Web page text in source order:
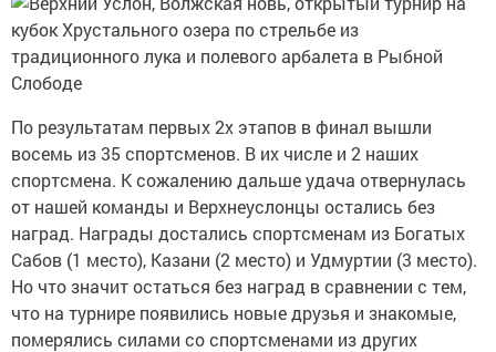
По результатам первых 2х этапов в финал вышли
восемь из 35 спортсменов. В их числе и 2 наших
спортсмена. К сожалению дальше удача отвернулась
от нашей команды и Верхнеуслонцы остались без
наград. Награды достались спортсменам из Богатых
Сабов (1 место), Казани (2 место) и Удмуртии (3 место).
Но что значит остаться без наград в сравнении с тем,
что на турнире появились новые друзья и знакомые,
померялись силами со спортсменами из других